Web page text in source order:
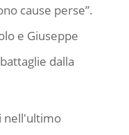
cause perse”.
e Giuseppe
dalla
nell'ultimo